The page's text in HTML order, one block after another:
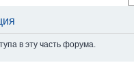
в эту часть форума.